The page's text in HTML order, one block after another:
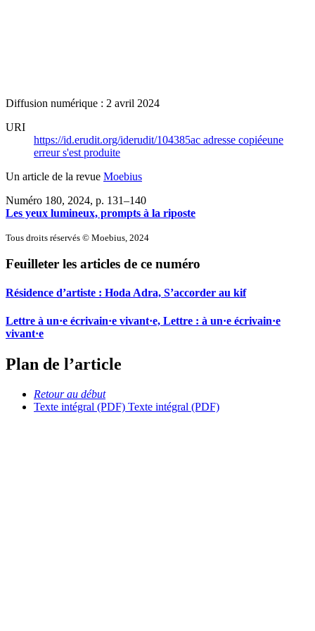
Diffusion numérique : 2 avril 2024
URI
https://id.erudit.org/iderudit/104385ac adresse copiéeune
erreur s'est produite
Un article de la revue Moebius
Numéro 180, 2024, p. 131–140
Les yeux lumineux, prompts à la riposte
Tous droits réservés © Moebius, 2024
Feuilleter les articles de ce numéro
Résidence d’artiste : Hoda Adra, S’accorder au kif
Lettre à un·e écrivain·e vivant·e, Lettre : à un·e écrivain·e
vivant·e
Plan de l’article
Retour au début
Texte intégral (PDF) Texte intégral (PDF)